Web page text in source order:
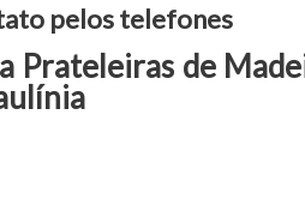
pelos telefones
Prateleiras de